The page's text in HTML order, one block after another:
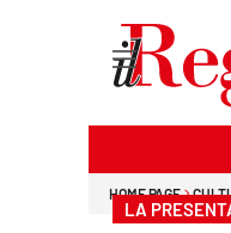
HOME PAGE
LA